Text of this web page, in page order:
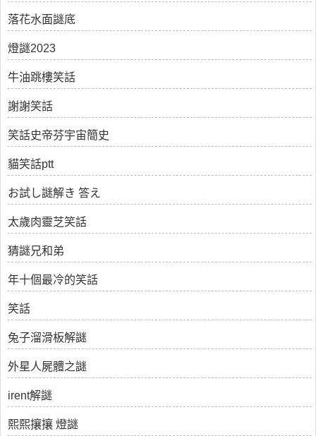
落花水面謎底
燈謎2023
牛油跳樓笑話
謝謝笑話
笑話史帝芬宇宙簡史
貓笑話ptt
お試し謎解き 答え
太歲肉靈芝笑話
猜謎兄和弟
年十個最冷的笑話
笑話
兔子溜滑板解謎
外星人屍體之謎
irent解謎
熙熙攘攘 燈謎